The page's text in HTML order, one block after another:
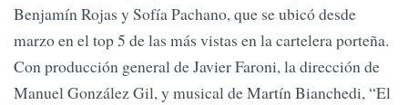
Benjamín Rojas y Sofía Pachano, que se ubicó desde
marzo en el top 5 de las más vistas en la cartelera porteña.
Con producción general de Javier Faroni, la dirección de
Manuel González Gil, y musical de Martín Bianchedi, “El